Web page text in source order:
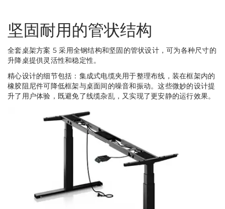
坚固耐用的管状结构
全套桌架方案 5 采用全钢结构和坚固的管状设计，可为各种尺寸的
升降桌提供灵活性和稳定性。
精心设计的细节包括：集成式电缆夹用于整理布线，装在框架内的
橡胶阻尼件可降低框架与桌面间的噪音和振动。这些微妙的设计提
升了用户体验，既避免了线缆杂乱，又实现了更安静的运行效果。